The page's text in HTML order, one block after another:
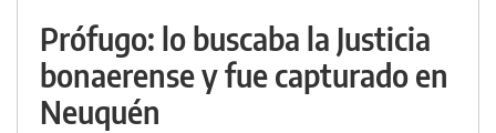
Prófugo: lo buscaba la Justicia
bonaerense y fue capturado en
Neuquén